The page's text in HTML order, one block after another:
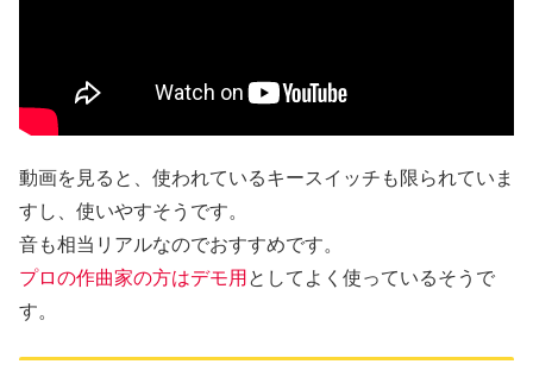
動画を見ると、使われているキースイッチも限られていま
すし、使いやすそうです。
音も相当リアルなのでおすすめです。
プロの作曲家の方はデモ用 としてよく使っているそうで
す。